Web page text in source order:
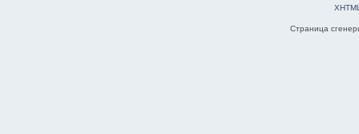
Страница